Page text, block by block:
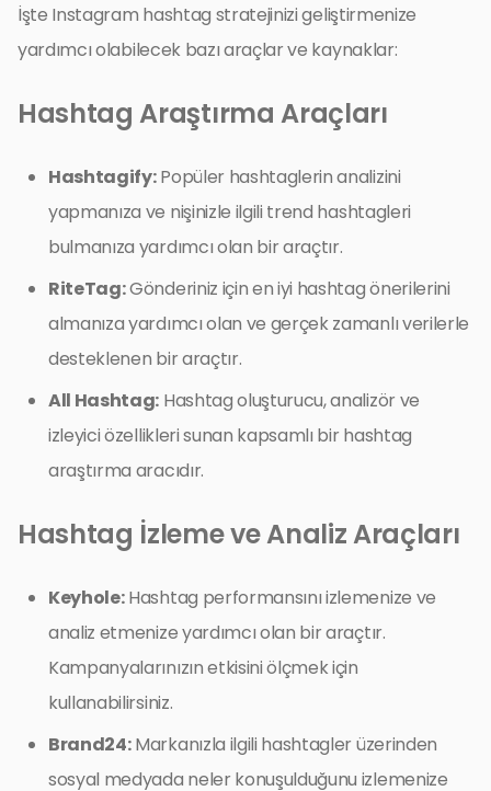
İşte Instagram hashtag stratejinizi geliştirmenize
yardımcı olabilecek bazı araçlar ve kaynaklar:
Hashtag Araştırma Araçları
Hashtagify:Popüler hashtaglerin analizini
yapmanıza ve nişinizle ilgili trend hashtagleri
bulmanıza yardımcı olan bir araçtır.
RiteTag:Gönderiniz için en iyi hashtag önerilerini
almanıza yardımcı olan ve gerçek zamanlı verilerle
desteklenen bir araçtır.
All Hashtag: Hashtag oluşturucu, analizör ve
izleyici özellikleri sunan kapsamlı bir hashtag
araştırma aracıdır.
Hashtag İzleme ve Analiz Araçları
Keyhole:Hashtag performansını izlemenize ve
analiz etmenize yardımcı olan bir araçtır.
Kampanyalarınızın etkisini ölçmek için
kullanabilirsiniz.
Brand24:Markanızla ilgili hashtagler üzerinden
sosyal medyada neler konuşulduğunu izlemenize